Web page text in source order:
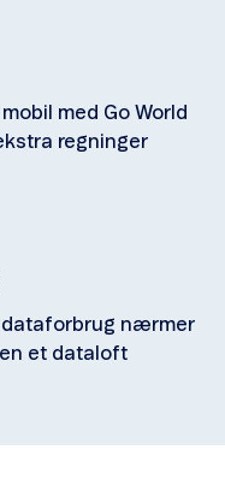
med Go World
regninger
dataforbrug nærmer
et dataloft